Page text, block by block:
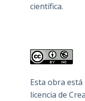
científica.
Esta obra
licencia de